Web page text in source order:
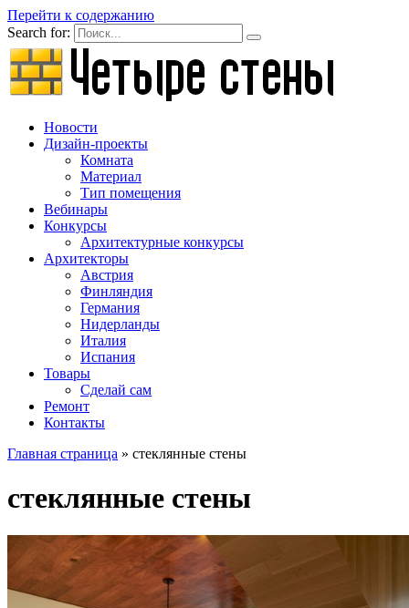
Перейти к содержанию
Search for:
Новости
Дизайн-проекты
Комната
Материал
Тип помещения
Вебинары
Конкурсы
Архитектурные конкурсы
Архитекторы
Австрия
Финляндия
Германия
Нидерланды
Италия
Испания
Товары
Сделай сам
Ремонт
Контакты
Главная страница » стеклянные стены
стеклянные стены